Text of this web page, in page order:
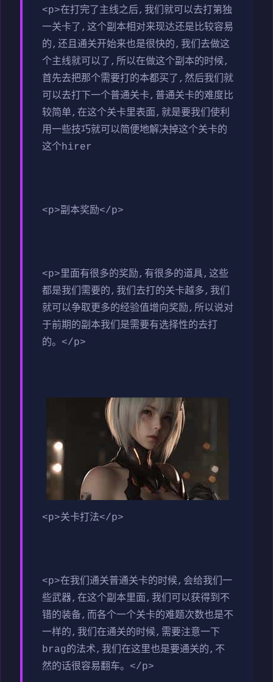
<p>在打完了主线之后,我们就可以去打第独
一关卡了,这个副本相对来现达还是比较容易
的,还且通关开始来也是很快的,我们去做这
个主线就可以了,所以在做这个副本的时候,
首先去把那个需要打的本都买了,然后我们就
可以去打下一个普通关卡,普通关卡的难度比
较简单,在这个关卡里表面,就是要我们使利
用一些技巧就可以简便地解决掉这个关卡的
这个hirer
<p>副本奖励</p>
<p>里面有很多的奖励,有很多的道具,这些
都是我们需要的,我们去打的关卡越多,我们
就可以争取更多的经验值增向奖励,所以说对
于前期的副本我们是需要有选择性的去打
的。</p>
<p>关卡打法</p>
<p>在我们通关普通关卡的时候,会给我们一
些武器,在这个副本里面,我们可以获得到不
错的装备,而各个一个关卡的难题次数也是不
一样的,我们在通关的时候,需要注意一下
brag的法术,我们在这里也是要通关的,不
然的话很容易翻车。</p>